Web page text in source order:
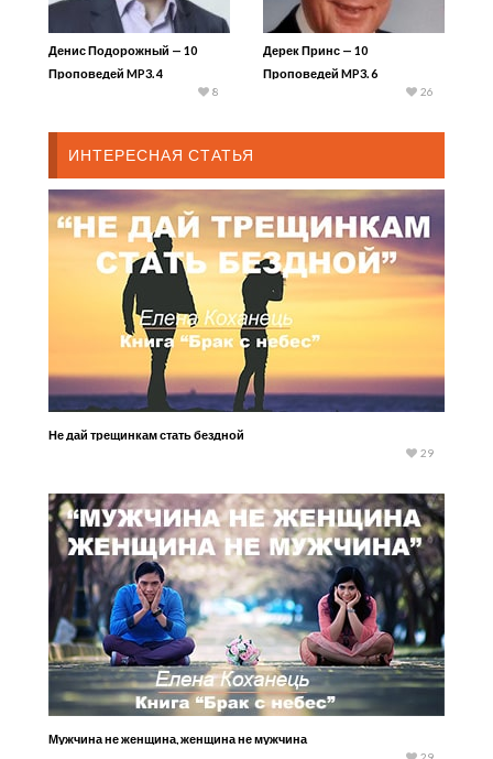
Денис Подорожный — 10
Проповедей MP3. 4
8
Дерек Принс — 10
Проповедей MP3. 6
26
ИНТЕРЕСНАЯ СТАТЬЯ
Не дай трещинкам стать бездной
29
Мужчина не женщина, женщина не мужчина